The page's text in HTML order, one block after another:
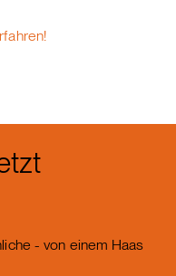
- von einem Haas